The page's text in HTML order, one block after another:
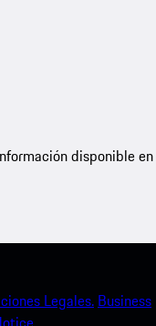
disponible en
Legales. Business